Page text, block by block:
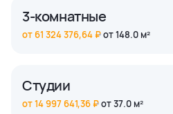
2 bedroom
2 bedroom
3-комнатные
от 148.0 м²
от 61 324 376,64 ₽
3 bedroom
Студии
от 37.0 м²
от 14 997 641,36 ₽